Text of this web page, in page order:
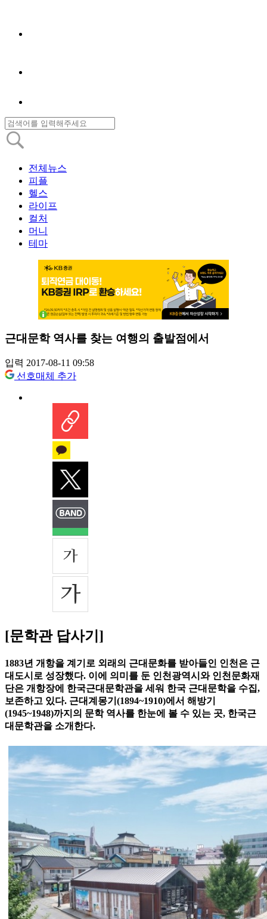
전체뉴스
피플
헬스
라이프
컬처
머니
테마
근대문학 역사를 찾는 여행의 출발점에서
입력 2017-08-11 09:58
선호매체 추가
[문학관 답사기]
1883년 개항을 계기로 외래의 근대문화를 받아들인 인천은 근
대도시로 성장했다. 이에 의미를 둔 인천광역시와 인천문화재
단은 개항장에 한국근대문학관을 세워 한국 근대문학을 수집,
보존하고 있다. 근대계몽기(1894~1910)에서 해방기
(1945~1948)까지의 문학 역사를 한눈에 볼 수 있는 곳, 한국근
대문학관을 소개한다.